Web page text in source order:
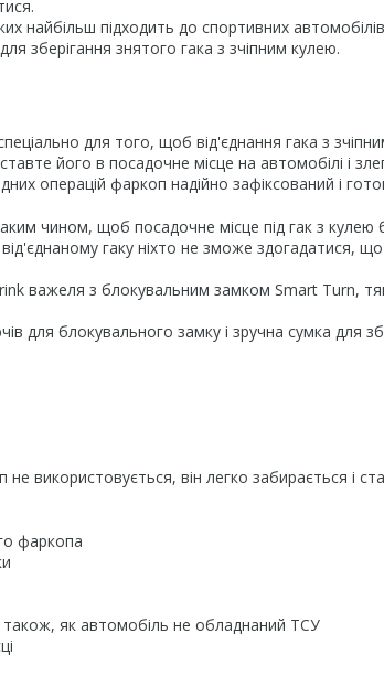
найбільш підходить до спортивних
зберігання знятого гака з зчіпним кулею.
для того, щоб від'єднання гака з
його в посадочне місце на автомобілі і
операцій фаркоп надійно зафіксований і
чином, щоб посадочне місце під гак з
гаку ніхто не зможе здогадатися,
важеля з блокувальним замком Smart Turn,
для блокувального замку і зручна сумка для
використовується, він легко забирається і
фаркопа
як автомобіль не обладнаний ТСУ